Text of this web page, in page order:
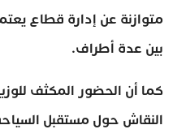
متوازنة عن إدارة قطاع
بين عدة أطراف.
كما أن الحضور المكثف
النقاش حول مستقبل